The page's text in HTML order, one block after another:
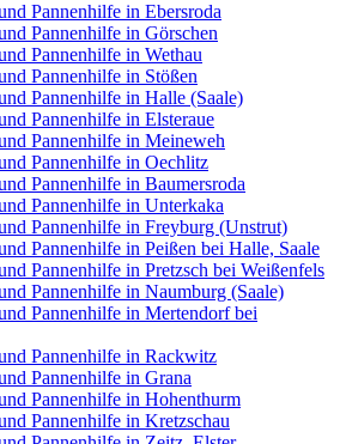
Pannenhilfe in Ebersroda
Pannenhilfe in Görschen
Pannenhilfe in Wethau
Pannenhilfe in Stößen
Pannenhilfe in Halle (Saale)
Pannenhilfe in Elsteraue
Pannenhilfe in Meineweh
Pannenhilfe in Oechlitz
Pannenhilfe in Baumersroda
Pannenhilfe in Unterkaka
Pannenhilfe in Freyburg (Unstrut)
Pannenhilfe in Peißen bei Halle, Saale
Pannenhilfe in Pretzsch bei Weißenfels
Pannenhilfe in Naumburg (Saale)
Pannenhilfe in Mertendorf bei
Pannenhilfe in Rackwitz
Pannenhilfe in Grana
Pannenhilfe in Hohenthurm
Pannenhilfe in Kretzschau